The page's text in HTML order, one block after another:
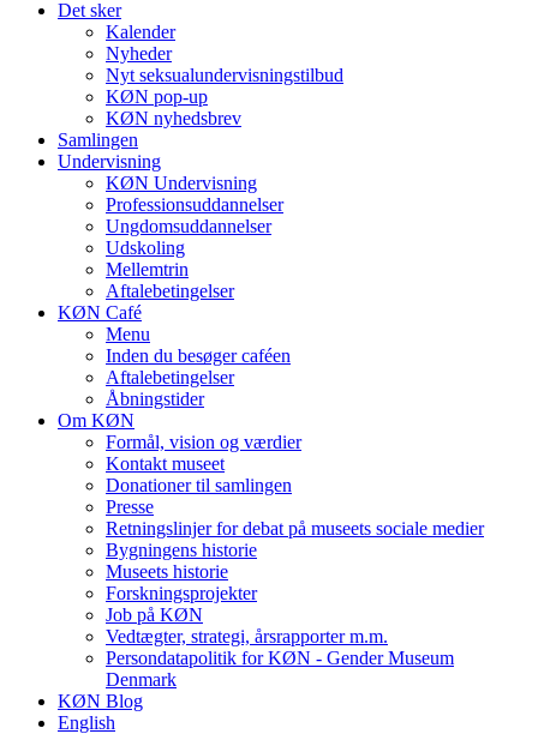
Det sker
Kalender
Nyheder
Nyt seksualundervisningstilbud
KØN pop-up
KØN nyhedsbrev
Samlingen
Undervisning
KØN Undervisning
Professionsuddannelser
Ungdomsuddannelser
Udskoling
Mellemtrin
Aftalebetingelser
KØN Café
Menu
Inden du besøger caféen
Aftalebetingelser
Åbningstider
Om KØN
Formål, vision og værdier
Kontakt museet
Donationer til samlingen
Presse
Retningslinjer for debat på museets sociale medier
Bygningens historie
Museets historie
Forskningsprojekter
Job på KØN
Vedtægter, strategi, årsrapporter m.m.
Persondatapolitik for KØN - Gender Museum
Denmark
KØN Blog
English